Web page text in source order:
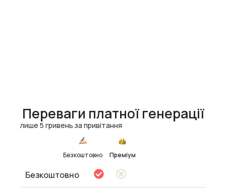
Переваги платної генерації
лише 5 гривень за привітання
Безкоштовно Преміум
Безкоштовно